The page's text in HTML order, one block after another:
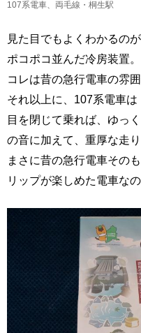
107系電車、両毛線・桐生駅
見た目でもよくわかるの
ポコポコ並んだ冷房装置。
コレは昔の急行電車の雰
それ以上に、107系電車は
目を閉じて乗れば、ゆっ
の音に加えて、重厚な走り
まさに昔の急行電車その
リップが楽しめた電車なの